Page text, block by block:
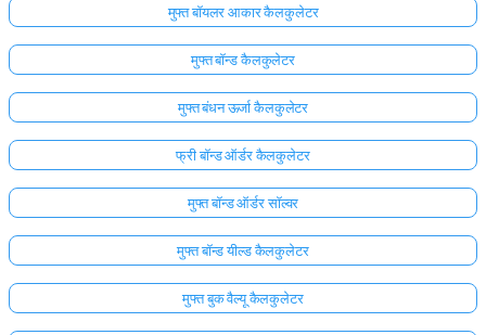
मुफ्त बॉयलर आकार कैलकुलेटर
मुफ्त बॉन्ड कैलकुलेटर
मुफ्त बंधन ऊर्जा कैलकुलेटर
फ्री बॉन्ड ऑर्डर कैलकुलेटर
मुफ्त बॉन्ड ऑर्डर सॉल्वर
मुफ्त बॉन्ड यील्ड कैलकुलेटर
मुफ्त बुक वैल्यू कैलकुलेटर